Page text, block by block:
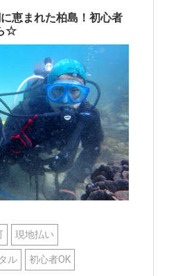
恵まれた柏島！初心者
☆
現地払い
ル 初心者OK